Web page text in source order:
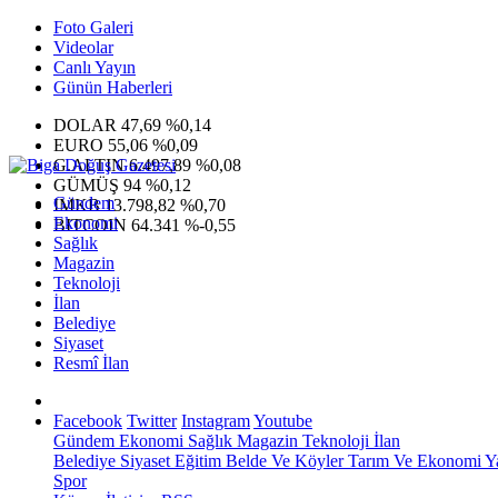
Foto Galeri
Videolar
Canlı Yayın
Günün Haberleri
DOLAR 47,69 %0,14
EURO 55,06 %0,09
G.ALTIN6.497,89 %0,08
GÜMÜŞ 94 %0,12
IMKB13.798,82 %0,70
BITCOIN 64.341 %-0,55
Gündem
Ekonomi
Sağlık
Magazin
Teknoloji
İlan
Belediye
Siyaset
Resmî İlan
Facebook Twitter InstagramYoutube
Gündem Ekonomi Sağlık Magazin Teknoloji İlan
Belediye Siyaset Eğitim Belde Ve KöylerTarım Ve Ekonomi
Spor